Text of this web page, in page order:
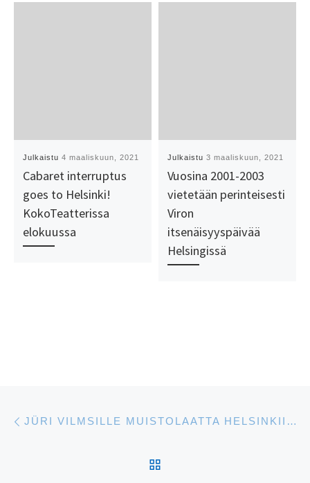
Julkaistu4 maaliskuun, 2021
Cabaret interruptus
goes to Helsinki!
KokoTeatterissa
elokuussa
Julkaistu3 maaliskuun, 2021
Vuosina 2001-2003
vietetään perinteisesti
Viron
itsenäisyyspäivää
Helsingissä
Artikkelien navigointi JÜRI VILMSILLE MUISTOLAATTA HELSINKIIN, TÖÖLÖN SOKERITEHTAAN ENTISELLE TONTILLE